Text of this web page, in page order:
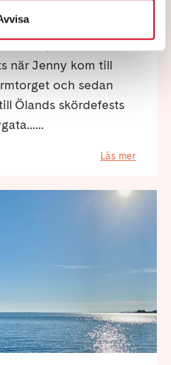
och på Öland
Krister
när Jenny kom till
och sedan
Ölands skördefests
Läs mer